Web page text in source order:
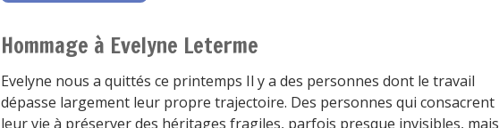
Hommage à Evelyne Leterme
Evelyne nous a quittés ce printemps Il y a des personnes dont le travail
dépasse largement leur propre trajectoire. Des personnes qui consacrent
leur vie à préserver des héritages fragiles, parfois presque invisibles, mais